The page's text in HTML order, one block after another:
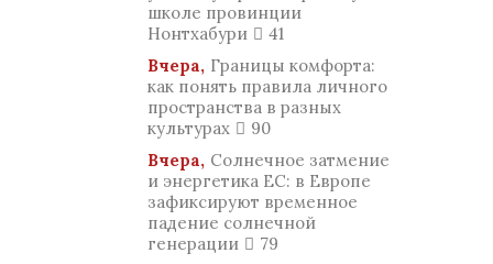
школе провинции
Нонтхабури
41
Вчера, Границы комфорта:
как понять правила личного
пространства в разных
культурах
90
Вчера, Солнечное затмение
и энергетика ЕС: в Европе
зафиксируют временное
падение солнечной
генерации
79